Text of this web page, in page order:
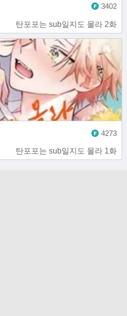
탄포포는 sub일지도 몰라 2화
3402
탄포포는 sub일지도 몰라 1화
4273